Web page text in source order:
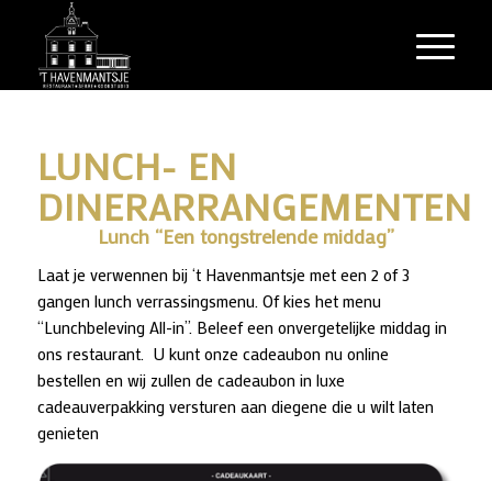
LUNCH- EN
DINERARRANGEMENTEN
Lunch “Een tongstrelende middag”
Laat je verwennen bij ‘t Havenmantsje met een 2 of 3
gangen lunch verrassingsmenu. Of kies het menu
“Lunchbeleving All-in”. Beleef een onvergetelijke middag in
ons restaurant. U kunt onze cadeaubon nu online
bestellen en wij zullen de cadeaubon in luxe
cadeauverpakking versturen aan diegene die u wilt laten
genieten